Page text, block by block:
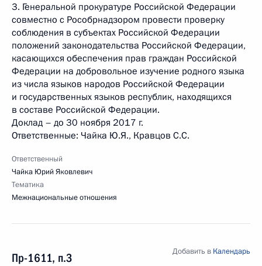
3. Генеральной прокуратуре Российской Федерации
совместно с Рособрнадзором провести проверку
соблюдения в субъектах Российской Федерации
положений законодательства Российской Федерации,
касающихся обеспечения прав граждан Российской
Федерации на добровольное изучение родного языка
из числа языков народов Российской Федерации
и государственных языков республик, находящихся
в составе Российской Федерации.
Доклад – до 30 ноября 2017 г.
Ответственные: Чайка Ю.Я., Кравцов С.С.
Ответственный
Чайка Юрий Яковлевич
Тематика
Межнациональные отношения
Пр-1611, п.3
Добавить в Календарь